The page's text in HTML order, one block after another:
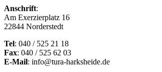
Anschrift:
Am Exerzierplatz 16
22844 Norderstedt
Tel: 040 / 525 21 18
Fax: 040 / 525 62 03
E-Mail: info@tura-harksheide.de